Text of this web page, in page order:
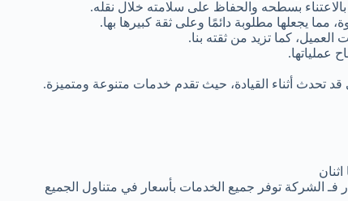
بالاعتناء بسطحه والحفاظ على سلامته خلال نقله.
مما يجعلها مطلوبة دائمًا وعلى ثقة كبيرها بها.
كما تزيد من ثقته بنا.
عملياتها.
تحدث أثناء القيادة، حيث تقدم خدمات متنوعة ومتميزة.
الشركة توفر جميع الخدمات بأسعار في متناول الجميع